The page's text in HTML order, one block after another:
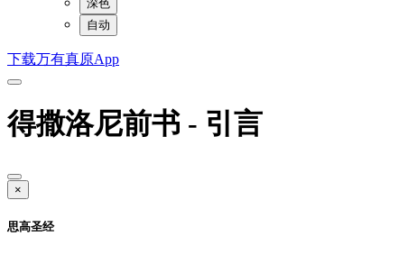
深色
自动
下载万有真原App
得撒洛尼前书 - 引言
×
思高圣经